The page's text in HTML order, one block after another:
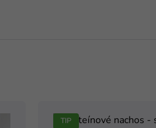
TIP